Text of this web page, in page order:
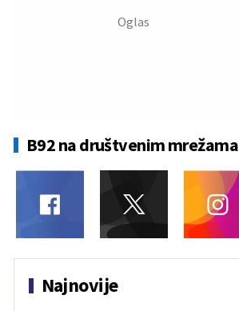
B92 na društvenim mrežama
Najnovije